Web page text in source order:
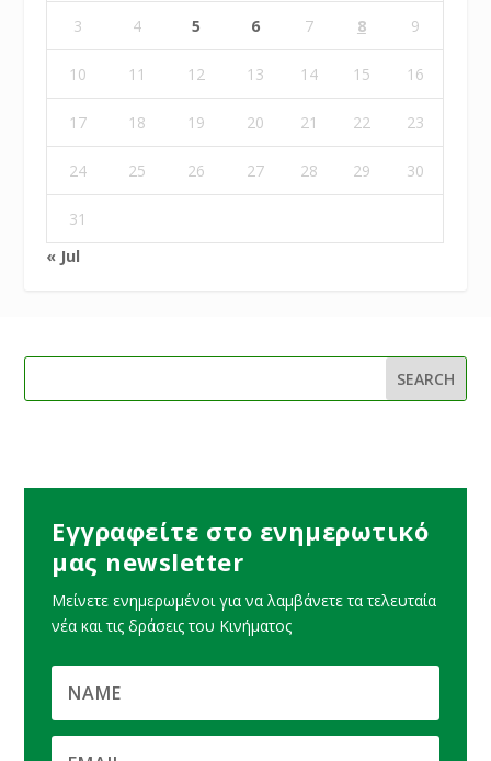
3 4 5 6 7 8 9
10 11 12 13 14 15 16
17 18 19 20 21 22 23
24 25 26 27 28 29 30
31
« Jul
Εγγραφείτε στο ενημερωτικό
μας newsletter
Μείνετε ενημερωμένοι για να λαμβάνετε τα τελευταία
νέα και τις δράσεις του Κινήματος